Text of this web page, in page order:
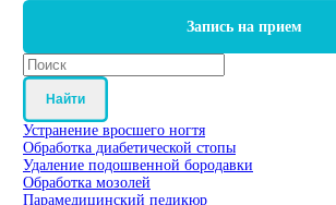
Запись на прием
Найти
Устранение вросшего ногтя
Обработка диабетической стопы
Удаление подошвенной бородавки
Обработка мозолей
Парамедицинский педикюр